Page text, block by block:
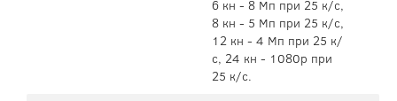
6 кн - 8 Мп при 25 к/с,
8 кн - 5 Мп при 25 к/с,
12 кн - 4 Мп при 25 к/
с, 24 кн - 1080p при
25 к/с.